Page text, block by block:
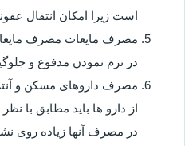
است زیرا امکان انتقال
مصرف مایعات مصرف
در نرم نمودن مدفوع و
مصرف داروهای مسکن و
از دارو ها باید مطابق با
در مصرف آنها زیاده روی